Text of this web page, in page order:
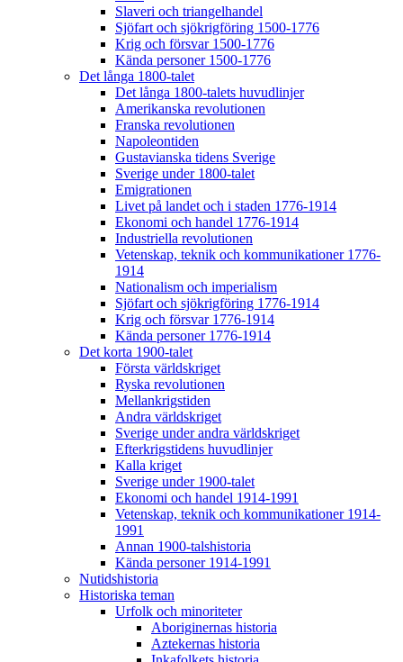
Slaveri och triangelhandel
Sjöfart och sjökrigföring 1500-1776
Krig och försvar 1500-1776
Kända personer 1500-1776
Det långa 1800-talet
Det långa 1800-talets huvudlinjer
Amerikanska revolutionen
Franska revolutionen
Napoleontiden
Gustavianska tidens Sverige
Sverige under 1800-talet
Emigrationen
Livet på landet och i staden 1776-1914
Ekonomi och handel 1776-1914
Industriella revolutionen
Vetenskap, teknik och kommunikationer 1776-
1914
Nationalism och imperialism
Sjöfart och sjökrigföring 1776-1914
Krig och försvar 1776-1914
Kända personer 1776-1914
Det korta 1900-talet
Första världskriget
Ryska revolutionen
Mellankrigstiden
Andra världskriget
Sverige under andra världskriget
Efterkrigstidens huvudlinjer
Kalla kriget
Sverige under 1900-talet
Ekonomi och handel 1914-1991
Vetenskap, teknik och kommunikationer 1914-
1991
Annan 1900-talshistoria
Kända personer 1914-1991
Nutidshistoria
Historiska teman
Urfolk och minoriteter
Aboriginernas historia
Aztekernas historia